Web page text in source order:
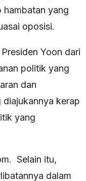
hambatan yang
oposisi.
Yoon dari
politik yang
dan
kerap
yang
Selain itu,
dalam